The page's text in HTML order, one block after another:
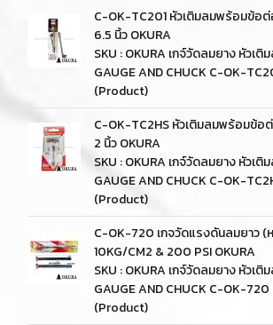
C-OK-TC201 หัวเติมลมพร้อมข้อ
6.5 นิ้ว OKURA
SKU : OKURA เกจ์วัดลมยาง หัวเติ
GAUGE AND CHUCK C-OK-
(Product)
C-OK-TC2HS หัวเติมลมพร้อมข้อ
2 นิ้ว OKURA
SKU : OKURA เกจ์วัดลมยาง หัวเติ
GAUGE AND CHUCK C-OK-
(Product)
C-OK-720 เกจวัดแรงดันลมยาว (
10KG/CM2 & 200 PSI OKURA
SKU : OKURA เกจ์วัดลมยาง หัวเติ
GAUGE AND CHUCK C-OK-720
(Product)